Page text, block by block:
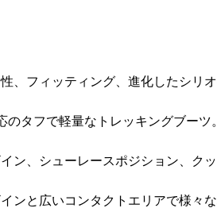
、フィッティング、進化したシリオ
のタフで軽量なトレッキングブーツ。
ン、シューレースポジション、ク
ンと広いコンタクトエリアで様々な